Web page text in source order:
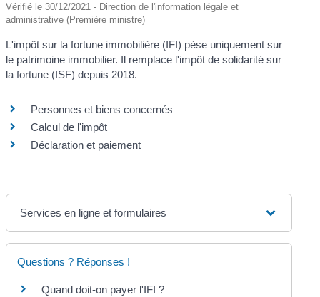
Vérifié le 30/12/2021 - Direction de l'information légale et
administrative (Première ministre)
L'impôt sur la fortune immobilière (IFI) pèse uniquement sur
le patrimoine immobilier. Il remplace l'impôt de solidarité sur
la fortune (ISF) depuis 2018.
Personnes et biens concernés
Calcul de l'impôt
Déclaration et paiement
Services en ligne et formulaires
Questions ? Réponses !
Quand doit-on payer l'IFI ?